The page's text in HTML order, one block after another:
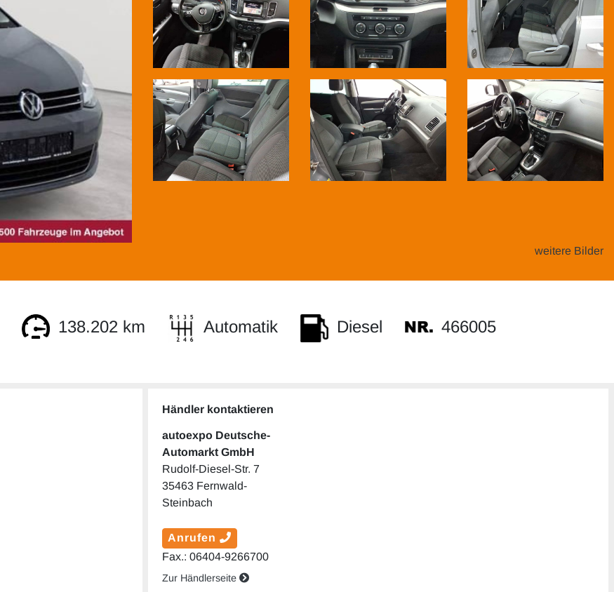
weitere Bilder
138.202 km Automatik Diesel 466005
Händler kontaktieren
autoexpo Deutsche-
Automarkt GmbH
Rudolf-Diesel-Str. 7
35463 Fernwald-
Steinbach
Anrufen
Fax.: 06404-9266700
Zur Händlerseite